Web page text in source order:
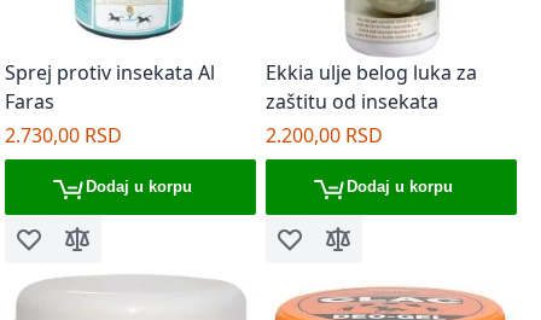
Sprej protiv insekata Al
Faras
2.730,00 RSD
Dodaj u korpu
Dodaj u listu želja
Dodaj za poređenje
Ekkia ulje belog luka za
zaštitu od insekata
2.200,00 RSD
Dodaj u korpu
Dodaj u listu želja
Dodaj za poređenje